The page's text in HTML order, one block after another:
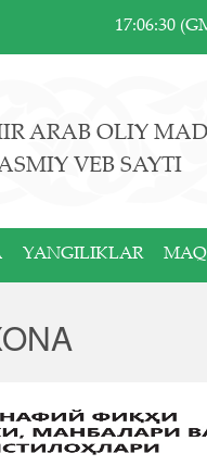
17:06:30
ARAB OLIY
VEB SAYTI
YANGILIKLAR